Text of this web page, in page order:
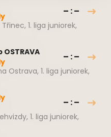
– : –
Třinec, 1. liga juniorek,
– : –
Ostrava, 1. liga juniorek,
– : –
, 1. liga juniorek,